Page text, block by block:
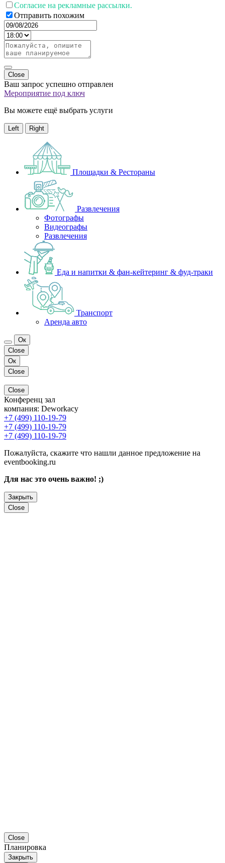
Согласие на рекламные рассылки.
Отправить похожим
Close
Ваш запрос успешно отправлен
Мероприятие под ключ
Вы можете ещё выбрать услуги
Left Right
Площадки & Рестораны
Развлечения
Фотографы
Видеографы
Развлечения
Еда и напитки & фан-кейтеринг & фуд-траки
Транспорт
Аренда авто
Ок
Close
Ок
Close
Close
Конференц зал
компания: Deworkacy
+7 (499) 110-19-79
+7 (499) 110-19-79
+7 (499) 110-19-79
Пожалуйста, скажите что нашли данное предложение на
eventbooking.ru
Для нас это очень важно! ;)
Закрыть
Close
Close
Планировка
Закрыть